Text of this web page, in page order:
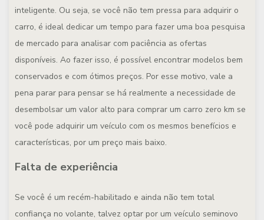
inteligente. Ou seja, se você não tem pressa para adquirir o
carro, é ideal dedicar um tempo para fazer uma boa pesquisa
de mercado para analisar com paciência as ofertas
disponíveis. Ao fazer isso, é possível encontrar modelos bem
conservados e com ótimos preços. Por esse motivo, vale a
pena parar para pensar se há realmente a necessidade de
desembolsar um valor alto para comprar um carro zero km se
você pode adquirir um veículo com os mesmos benefícios e
características, por um preço mais baixo.
Falta de experiência
Se você é um recém-habilitado e ainda não tem total
confiança no volante, talvez optar por um veículo seminovo